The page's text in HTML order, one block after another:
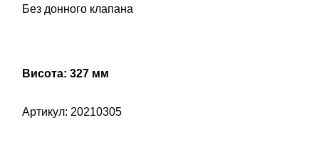
Без донного клапана
Висота: 327 мм
Артикул: 20210305